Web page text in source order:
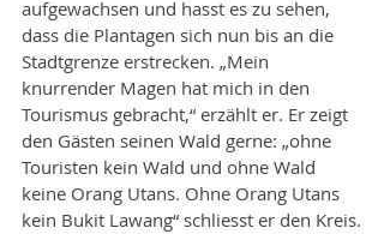
aufgewachsen und hasst es zu sehen,
dass die Plantagen sich nun bis an die
Stadtgrenze erstrecken. „Mein
knurrender Magen hat mich in den
Tourismus gebracht,“ erzählt er. Er zeigt
den Gästen seinen Wald gerne: „ohne
Touristen kein Wald und ohne Wald
keine Orang Utans. Ohne Orang Utans
kein Bukit Lawang“ schliesst er den Kreis.